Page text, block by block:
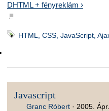
DHTML + fényreklám ›
■
HTML, CSS, JavaScript,
Javascript
Granc Róbert · 2005.